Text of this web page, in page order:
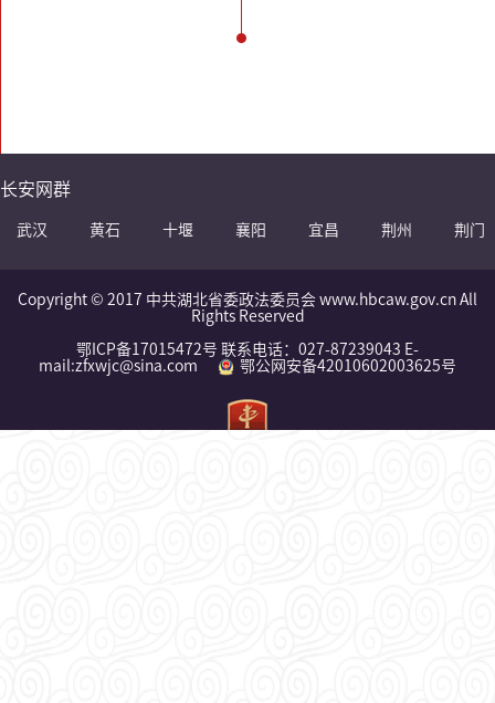
长安网群
武汉 黄石 十堰 襄阳 宜昌 荆州 荆门
Copyright © 2017 中共湖北省委政法委员会 www.hbcaw.gov.cn All
Rights Reserved
鄂ICP备17015472号 联系电话：027-87239043 E-
mail:zfxwjc@sina.com
鄂公网安备42010602003625号